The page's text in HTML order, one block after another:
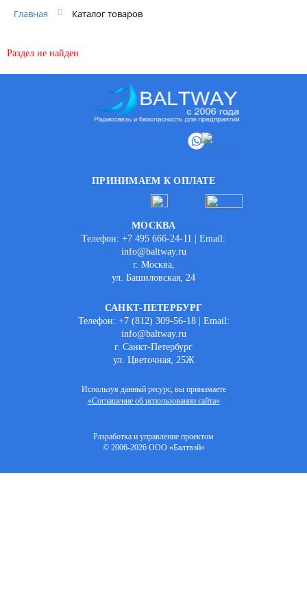
Главная Каталог товаров
Раздел не найден
ПРИНИМАЕМ К ОПЛАТЕ
МОСКВА
Телефон: +7 495 666-24-11 | Email:
info@baltway.ru
г. Москва,
ул. Башиловская, 24
САНКТ-ПЕТЕРБУРГ
Телефон: +7 (812) 309-56-18 | Email:
info@baltway.ru
г. Санкт-Петербург
ул. Цветочная, 25Ж
Разработка и управление проектом
© 2006-2026 ООО «Балтвэй»
Используя данный ресурс, вы принимаете
«Соглашение об использовании сайта»